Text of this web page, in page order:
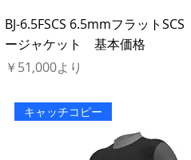
BJ-6.5FSCS 6.5mmフラット
ージャケット 基本価格
￥51,000より
セール価格
キャッチコピー